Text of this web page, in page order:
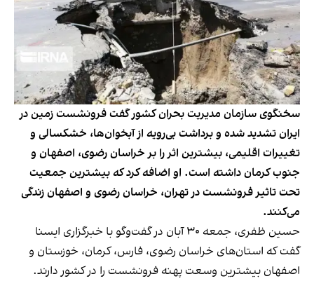
سخنگوی سازمان مدیریت بحران کشور گفت فرونشست زمین در
ایران تشدید شده و برداشت بی‌رویه از آبخوان‌ها، خشکسالی و
تغییرات اقلیمی، بیشترین اثر را بر خراسان رضوی، اصفهان و
جنوب کرمان داشته است. او اضافه کرد که بیشترین جمعیت
تحت تاثیر فرونشست در تهران، خراسان رضوی و اصفهان زندگی
می‌کنند.
حسین ظفری، جمعه ۳۰ آبان در گفت‌وگو با خبرگزاری ایسنا
گفت که استان‌های خراسان رضوی، فارس، کرمان، خوزستان و
اصفهان بیشترین وسعت پهنه فرونشست را در کشور دارند.